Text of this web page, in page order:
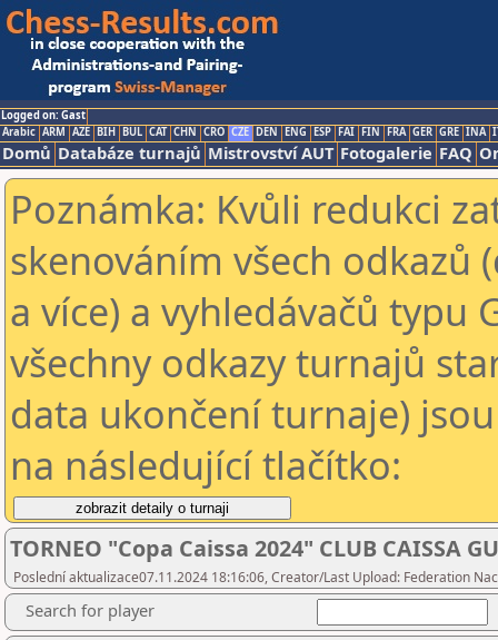
Logged on: Gast
Arabic ARM AZE BIH BUL CAT CHN CRO CZE DEN ENG ESP FAI FIN FRA GER GRE INA
Domů Databáze turnajů Mistrovství AUT Fotogalerie FAQ
Poznámka: Kvůli redukci
skenováním všech odkazů
a více) a vyhledávačů typu
všechny odkazy turnajů
data ukončení turnaje)
na následující tlačítko:
TORNEO "Copa Caissa 2024" CLUB CAISSA
Poslední aktualizace07.11.2024 18:16:06, Creator/Last Upload: Federation
Search for player